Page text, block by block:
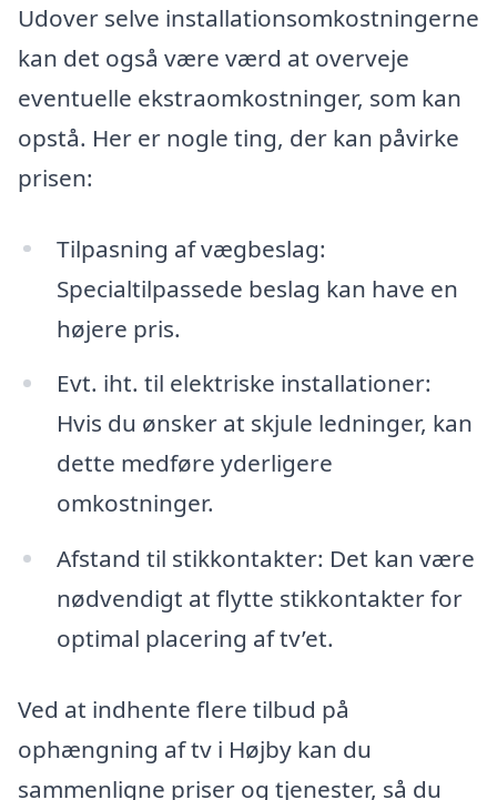
Udover selve installationsomkostningerne
kan det også være værd at overveje
eventuelle ekstraomkostninger, som kan
opstå. Her er nogle ting, der kan påvirke
prisen:
Tilpasning af vægbeslag:
Specialtilpassede beslag kan have en
højere pris.
Evt. iht. til elektriske installationer:
Hvis du ønsker at skjule ledninger, kan
dette medføre yderligere
omkostninger.
Afstand til stikkontakter: Det kan være
nødvendigt at flytte stikkontakter for
optimal placering af tv’et.
Ved at indhente flere tilbud på
ophængning af tv i Højby kan du
sammenligne priser og tjenester, så du